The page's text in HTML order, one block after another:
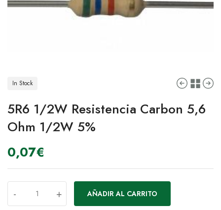
In Stock
5R6 1/2W Resistencia Carbon 5,6
Ohm 1/2W 5%
0,07€
- + AÑADIR AL CARRITO